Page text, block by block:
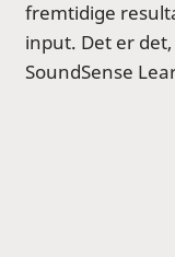
fremtidige
input. Det er
SoundSense